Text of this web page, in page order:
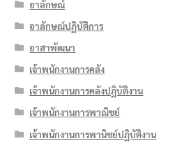
อาลักษณ์
อาลักษณ์ปฏิบัติการ
อาสาพัฒนา
เจ้าพนักงานการคลัง
เจ้าพนักงานการคลังปฏิบัติงาน
เจ้าพนักงานการพาณิชย์
เจ้าพนักงานการพานิชย์ปฏิบัติงาน